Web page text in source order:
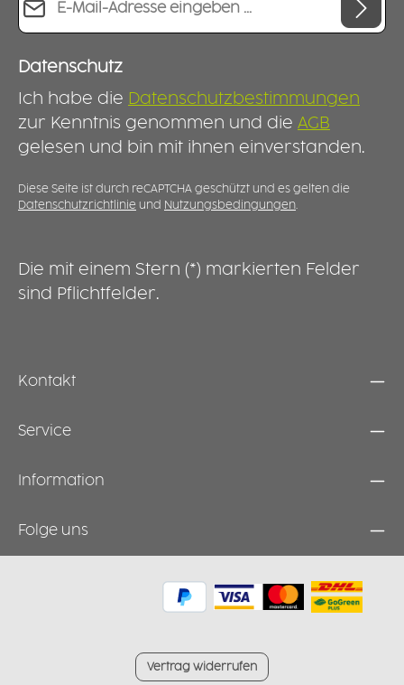
Datenschutz
Ich habe die
Datenschutzbestimmungen
zur Kenntnis genommen und die AGB
gelesen und bin mit ihnen einverstanden.
Diese Seite ist durch reCAPTCHA geschützt und es gelten die
Datenschutzrichtlinie und Nutzungsbedingungen
Die mit einem Stern (*) markierten Felder
sind Pflichtfelder.
Kontakt
Service
Information
Folge uns
Vertrag widerrufen